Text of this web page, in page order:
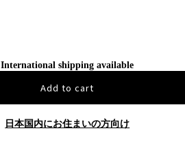
International shipping available
Add to cart
日本国内にお住まいの方向け